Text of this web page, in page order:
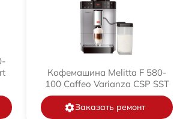
Кофемашина Melitta F 580-
100 Caffeo Varianza CSP SST
Заказать ремонт